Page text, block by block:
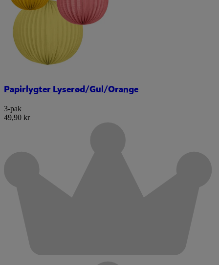
Papirlygter Lyserød/Gul/Orange
3-pak
49,90 kr